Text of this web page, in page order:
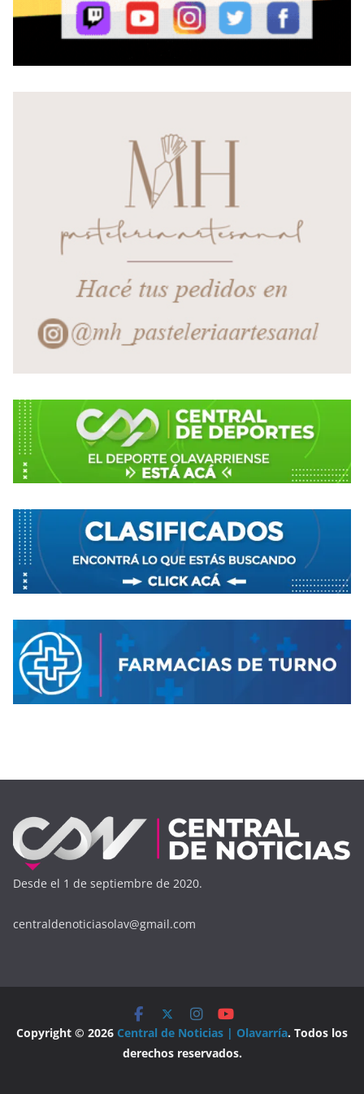
Desde el 1 de septiembre de 2020.
centraldenoticiasolav@gmail.com
Copyright © 2026 Central de Noticias | Olavarría. Todos los
derechos reservados.